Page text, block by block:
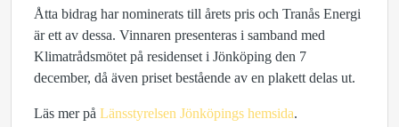
Åtta bidrag har nominerats till årets pris och Tranås Energi
är ett av dessa. Vinnaren presenteras i samband med
Klimatrådsmötet på residenset i Jönköping den 7
december, då även priset bestående av en plakett delas ut.
Läs mer på Länsstyrelsen Jönköpings hemsida.